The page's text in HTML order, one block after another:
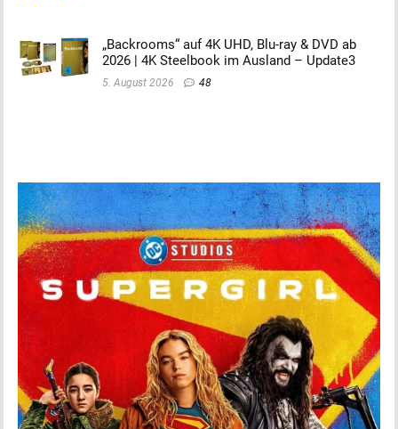
„Backrooms“ auf 4K UHD, Blu-ray & DVD ab
2026 | 4K Steelbook im Ausland – Update3
5. August 2026 48